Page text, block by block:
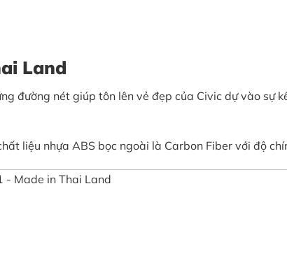
Land
đường nét giúp tôn lên vẻ đẹp của Civic dự vào sự
liệu nhựa ABS bọc ngoài là Carbon Fiber với độ